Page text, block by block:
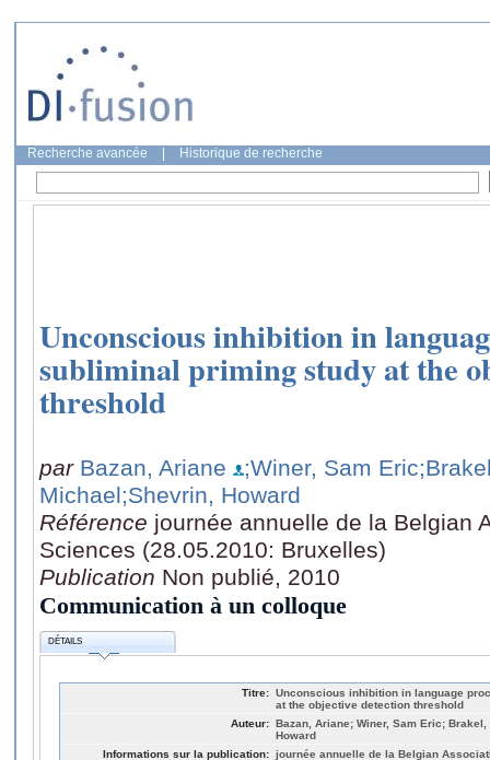
Recherche avancée Historique de recherche
Unconscious inhibition in
subliminal priming study at the
threshold
par Bazan, Ariane ;Winer, Sam Eric
Michael;Shevrin, Howard
Référence journée annuelle de la Belgian
Sciences (28.05.2010: Bruxelles)
Publication Non publié, 2010
Communication à un colloque
DÉTAILS
Titre: Unconscious inhibition in language
at the objective detection threshold
Auteur: Bazan, Ariane; Winer, Sam Eric;
Howard
Informations sur la publication: journée annuelle de la Belgian